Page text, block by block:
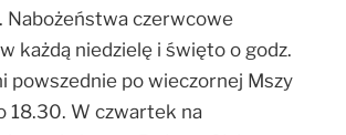
Nabożeństwa czerwcowe
każdą niedzielę i święto o godz.
powszednie po wieczornej Mszy
18.30. W czwartek na